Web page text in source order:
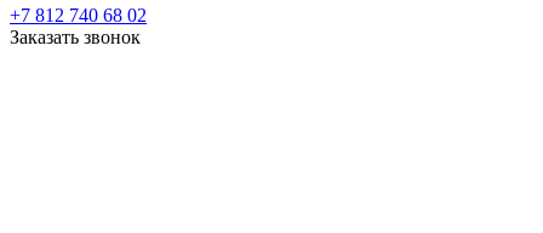
+7 812 740 68 02
Заказать звонок